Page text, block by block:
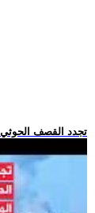
.. تجدد القصف